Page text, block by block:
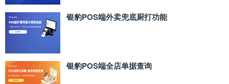
银豹POS端外卖兜底厨打功能
银豹POS端全店单据查询